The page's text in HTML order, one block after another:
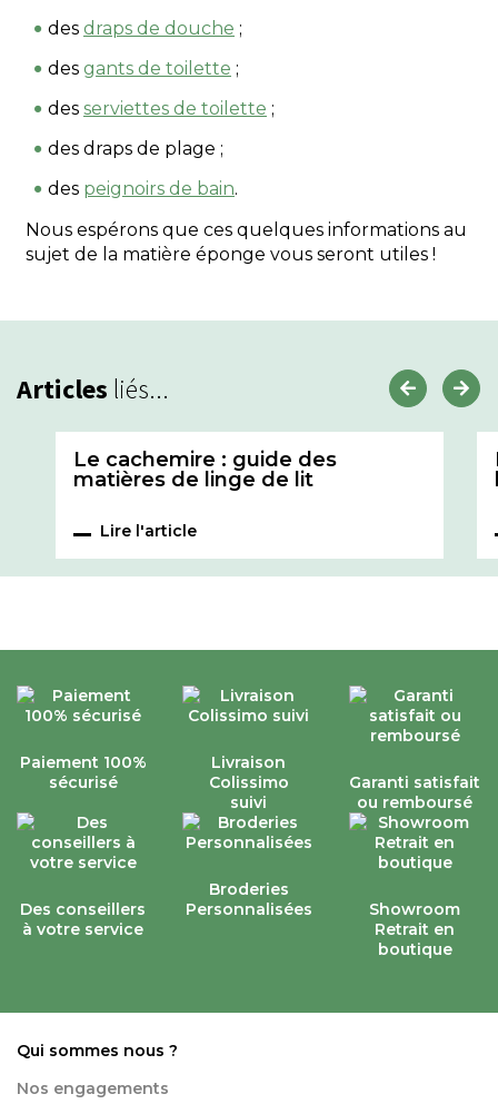
des draps de douche ;
des gants de toilette ;
des serviettes de toilette ;
des draps de plage ;
des peignoirs de bain.
Nous espérons que ces quelques informations au
sujet de la matière éponge vous seront utiles !
Articles liés...
Le cachemire : guide des
matières de linge de lit
Lire l'article
Paiement 100%
sécurisé
Livraison
Colissimo
suivi
Garanti satisfait
ou remboursé
Des conseillers
à votre service
Broderies
Personnalisées
Showroom
Retrait en
boutique
Qui sommes nous ?
Nos engagements